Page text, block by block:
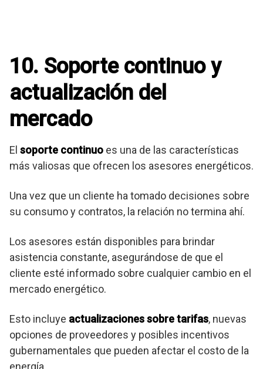
10. Soporte continuo y
actualización del
mercado
El soporte continuo es una de las características
más valiosas que ofrecen los asesores energéticos.
Una vez que un cliente ha tomado decisiones sobre
su consumo y contratos, la relación no termina ahí.
Los asesores están disponibles para brindar
asistencia constante, asegurándose de que el
cliente esté informado sobre cualquier cambio en el
mercado energético.
Esto incluye actualizaciones sobre tarifas, nuevas
opciones de proveedores y posibles incentivos
gubernamentales que pueden afectar el costo de la
energía.